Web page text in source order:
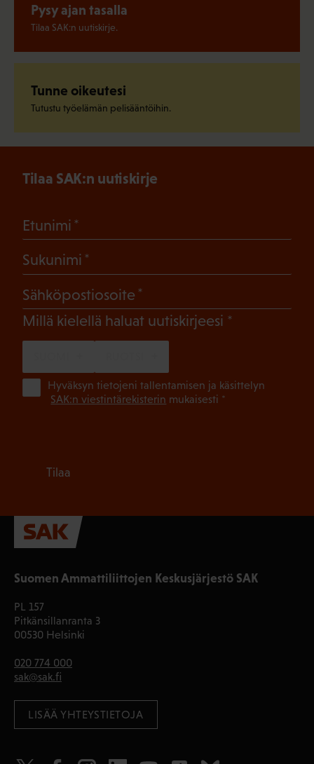
Pysy ajan tasalla
Tilaa SAK:n uutiskirje.
Tunne oikeutesi
Tutustu työelämän pelisääntöihin.
Suomen Ammattiliittojen Keskusjärjestö SAK
PL 157
Pitkänsillanranta 3
00530 Helsinki
020 774 000
sak@sak.fi
LISÄÄ YHTEYSTIETOJA
Tilaa SAK:n uutiskirje
Etunimi
Sukunimi
Sähköpostiosoite
Millä kielellä haluat uutiskirjeesi (Pakollinen)
Hyväksyn tietojeni tallentamisen ja käsittelyn
SAK:n viestintärekisterin mukaisesti *
Tilaa